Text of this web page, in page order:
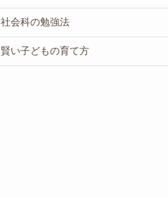
社会科の勉強法
賢い子どもの育て方